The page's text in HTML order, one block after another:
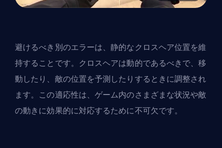
避けるべき別のエラーは、静的なクロスヘア位置を維
持することです。クロスヘアは動的であるべきで、移
動したり、敵の位置を予測したりするときに調整され
ます。この適応性は、ゲーム内のさまざまな状況や敵
の動きに効果的に対応するために不可欠です。